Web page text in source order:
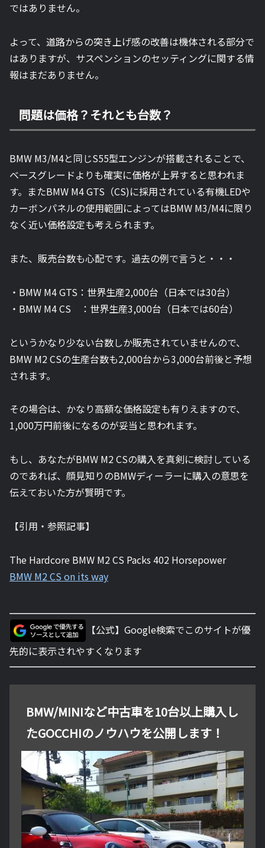
ではありません。
よって、道路からの突き上げ感の改善は機体される部分で
はありますが、サスペンションのセッティングに関する情
報はまだありません。
問題は価格？それとも台数？
BMW M3/M4と同じS55型エンジンが搭載されることで、
ベースグレードよりも確実に価格が上昇すると思われま
す。またBMW M4 GTS（CS)に採用されている有機LEDや
カーボンパネルの使用範囲によってはBMW M3/M4に限り
なく近い価格設定も考えられます。
また、販売台数も心配です。過去の例で言うと・・・
・BMW M4 GTS：世界生産2,000台（日本では30台）
・BMW M4 CS ：世界生産3,000台（日本では60台）
というかなり少ない台数しか販売されていませんので、
BMW M2 CSの生産台数も2,000台から3,000台前後と予想
されます。
その場合は、かなり高額な価格設定も有りえますので、
1,000万円前後になるのが妥当と思われます。
もし、あなたがBMW M2 CSの購入を真剣に検討している
のであれば、顔見知りのBMWディーラーに購入の意思を
伝えておいた方が賢明です。
【引用・参照記事】
The Hardcore BMW M2 CS Packs 402 Horsepower
BMW M2 CS on its way
【公式】Google検索でこのサイトが優
先的に表示されやすくなります
BMW/MINIなど中古車を10台以上購入し
たGOCCHIのノウハウを公開します！